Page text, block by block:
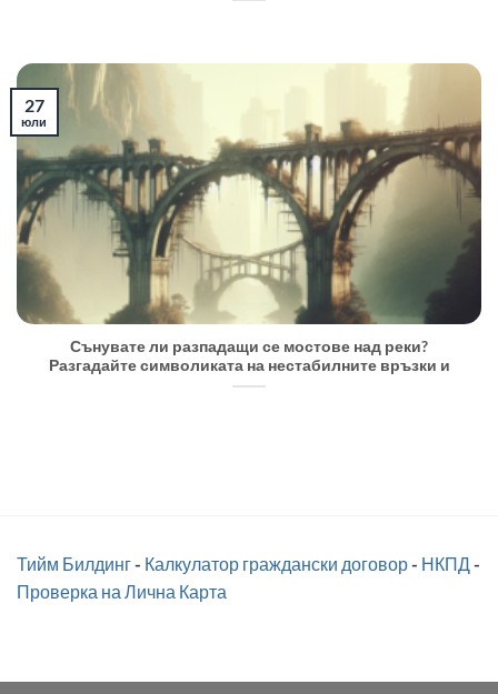
Сънувате ли разпадащи се мостове над реки?
Разгадайте символиката на нестабилните връзки и
27
юли
Тийм Билдинг- Калкулатор граждански договор- НКПД-
Проверка на Лична Карта